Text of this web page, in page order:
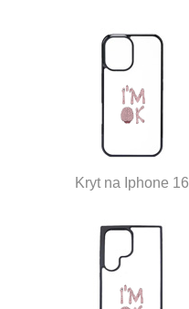
Kryt na Iphone 16